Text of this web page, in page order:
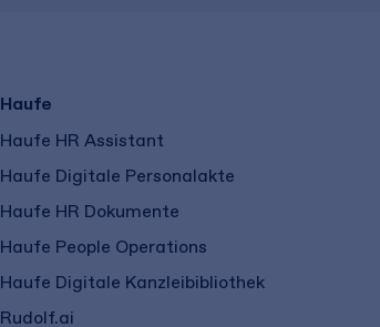
Haufe
Haufe HR Assistant
Haufe Digitale Personalakte
Haufe HR Dokumente
Haufe People Operations
Haufe Digitale Kanzleibibliothek
Rudolf.ai